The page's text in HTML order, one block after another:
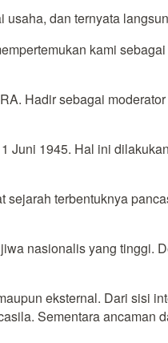
dan ternyata
kami
Hadir sebagai
1945. Hal ini
terbentuknya
nasionalis yang tinggi.
eksternal. Dari sisi
Sementara ancaman